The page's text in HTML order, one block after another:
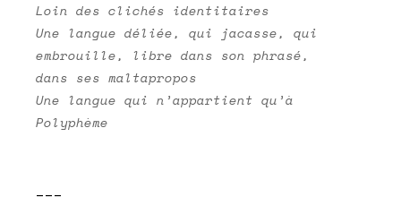
Loin des clichés identitaires
Une langue déliée, qui jacasse, qui
embrouille, libre dans son phrasé,
dans ses maltapropos
Une langue qui n’appartient qu’à
Polyphème